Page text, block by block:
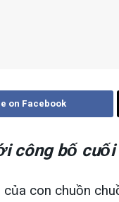
on Facebook
công bố
con chuồn